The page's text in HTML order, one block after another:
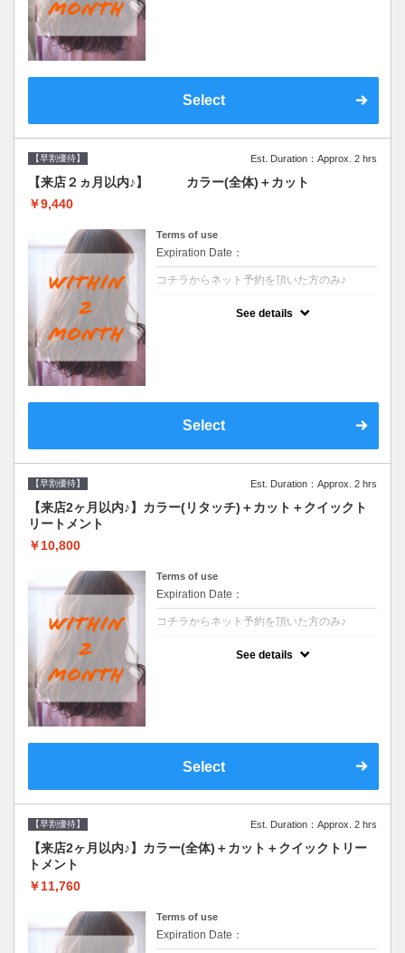
Select
【早割優待】 Est. Duration：Approx. 2 hrs
【来店２ヵ月以内♪】 カラー(全体)＋カット
￥9,440
Terms of use
Expiration Date：
コチラからネット予約を頂いた方のみ♪
See details
Select
【早割優待】 Est. Duration：Approx. 2 hrs
【来店2ヶ月以内♪】カラー(リタッチ)＋カット＋クイックト
リートメント
￥10,800
Terms of use
Expiration Date：
コチラからネット予約を頂いた方のみ♪
See details
Select
【早割優待】 Est. Duration：Approx. 2 hrs
【来店2ヶ月以内♪】カラー(全体)＋カット＋クイックトリー
トメント
￥11,760
Terms of use
Expiration Date：